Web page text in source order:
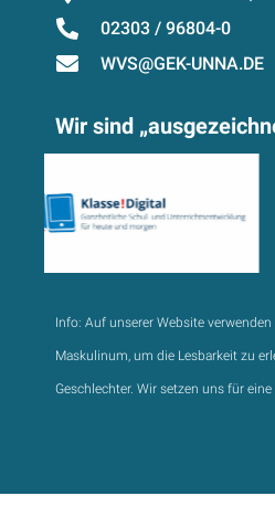
02303 / 96804-0
WVS@GEK-UNNA.DE
Wir sind
Info: Auf unserer Website
Maskulinum, um die Lesbarkeit zu
Geschlechter. Wir setzen uns für